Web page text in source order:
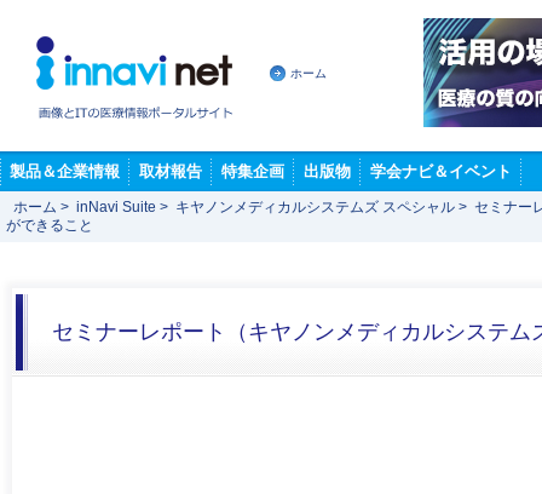
ホーム
製品＆企業情報 取材報告 特集企画 出版物 学会ナビ＆イベント
ホーム > inNavi Suite > キヤノンメディカルシステムズ スペシャル > セミナー
ができること
セミナーレポート（キヤノンメディカルシステム